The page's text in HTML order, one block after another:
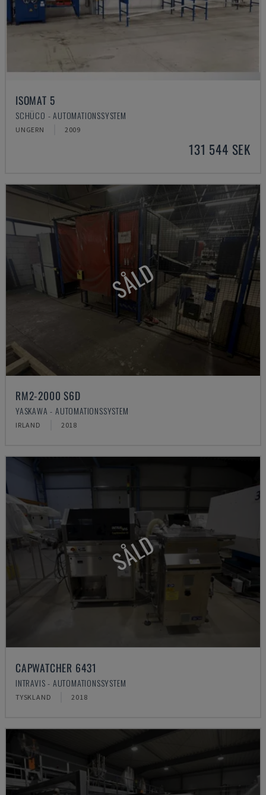
ISOMAT 5
SCHÜCO - AUTOMATIONSSYSTEM
UNGERN 2009
131 544 SEK
SÅLD
RM2-2000 S6D
YASKAWA - AUTOMATIONSSYSTEM
IRLAND 2018
SÅLD
CAPWATCHER 6431
INTRAVIS - AUTOMATIONSSYSTEM
TYSKLAND 2018